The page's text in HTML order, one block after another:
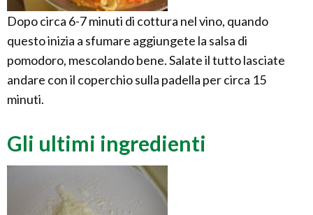
Dopo circa 6-7 minuti di cottura nel vino, quando
questo inizia a sfumare aggiungete la salsa di
pomodoro, mescolando bene. Salate il tutto lasciate
andare con il coperchio sulla padella per circa 15
minuti.
Gli ultimi ingredienti